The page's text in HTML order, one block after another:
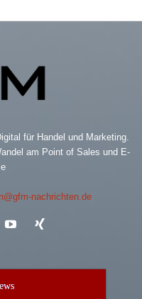
für Handel und Marketing.
am Point of Sales und E-
nachrichten.de